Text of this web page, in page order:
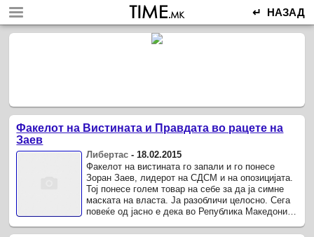
↵ НАЗАД
Факелот на Вистината и Правдата во рацете на
Заев
Либертас - 18.02.2015
Факелот на вистината го запали и го понесе
Зоран Заев, лидерот на СДСМ и на опозицијата.
Тој понесе голем товар на себе за да ја симне
маската на власта. Ја разобличи целосно. Сега
повеќе од јасно е дека во Република Македонија